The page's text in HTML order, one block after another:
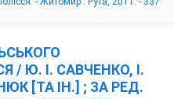
/ Ю. І. САВЧЕНКО, І.
[ТА ІН.] ; ЗА РЕД.